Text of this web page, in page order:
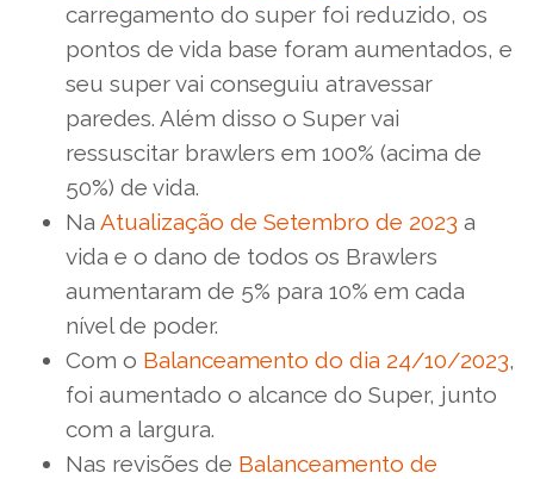
carregamento do super foi reduzido, os
pontos de vida base foram aumentados, e
seu super vai conseguiu atravessar
paredes. Além disso o Super vai
ressuscitar brawlers em 100% (acima de
50%) de vida.
Na Atualização de Setembro de 2023 a
vida e o dano de todos os Brawlers
aumentaram de 5% para 10% em cada
nível de poder.
Com o Balanceamento do dia 24/10/2023,
foi aumentado o alcance do Super, junto
com a largura.
Nas revisões de Balanceamento de